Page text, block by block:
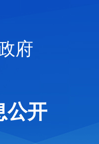
府
公开